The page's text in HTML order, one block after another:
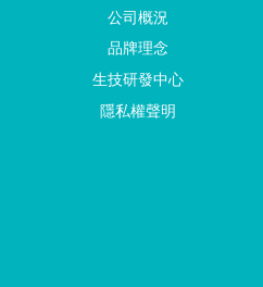
公司概況
品牌理念
生技研發中心
隱私權聲明